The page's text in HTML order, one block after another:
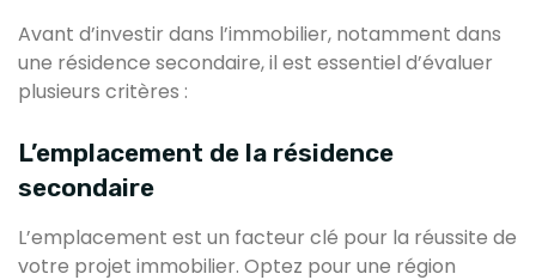
Avant d’investir dans l’immobilier, notamment dans
une résidence secondaire, il est essentiel d’évaluer
plusieurs critères :
L’emplacement de la résidence
secondaire
L’emplacement est un facteur clé pour la réussite de
votre projet immobilier. Optez pour une région